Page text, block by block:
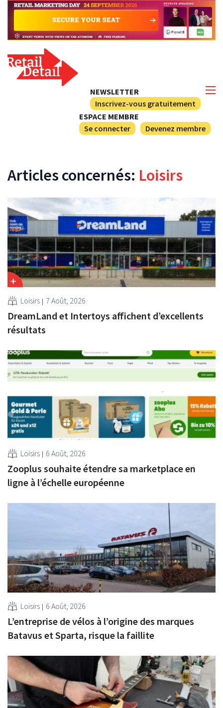
NEWSLETTER
Inscrivez-vous gratuitement
ESPACE MEMBRE
Se connecter
Devenez membre
Articles concernés: Loisirs
Loisirs 7 Août, 2026
DreamLand et Intertoys affichent d’excellents
résultats
Loisirs 6 Août, 2026
Zooplus souhaite étendre sa marketplace en
ligne à l’échelle européenne
Loisirs 6 Août, 2026
L’entreprise de vélos à l’origine des marques
Batavus et Sparta, risque la faillite